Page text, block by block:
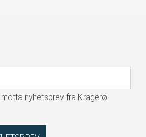
nyhetsbrev fra Kragerø